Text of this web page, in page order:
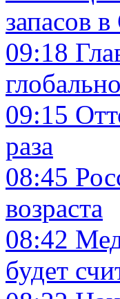
запасов
09:18
09:15
раза
08:45
возраста
08:42
будет